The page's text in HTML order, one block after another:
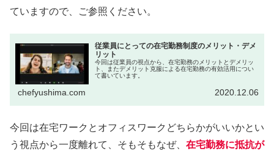
ていますので、ご参照ください。
従業員にとっての在宅勤務制度のメリット・デメ
リット
今回は従業員の視点から、在宅勤務のメリットとデメリッ
ト、またデメリット克服による在宅勤務の有効活用につい
て書いています。
chefyushima.com 2020.12.06
今回は在宅ワークとオフィスワークどちらかがいいかとい
う視点から一度離れて、そもそもなぜ、 在宅勤務に抵抗が